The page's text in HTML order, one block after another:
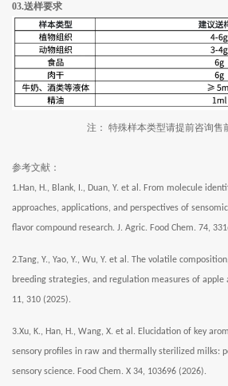
03.送样要求
注： 特殊样本类型请提前咨询售
参考文献：
1.Han, H., Blank, I., Duan, Y. et al. From molecule
approaches, applications, and perspectives of
flavor compound research. J. Agric. Food Chem. 74,
2.Tang, Y., Yao, Y., Wu, Y. et al. The volatile
breeding strategies, and regulation measures of
11, 310 (2025).
3.Xu, K., Han, H., Wang, X. et al. Elucidation of key
sensory profiles in raw and thermally sterilized milks:
sensory science. Food Chem. X 34, 103696 (2026).